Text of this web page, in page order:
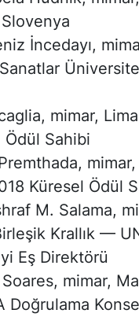
İncedayı,
mimar,
Ödül Sahibi
Küresel Ödül
M. Salama,
Krallık —
Eş Direktörü
mimar,
Doğrulama